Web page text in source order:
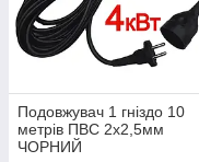
Подовжувач 1 гніздо 10
метрів ПВС 2х2,5мм
ЧОРНИЙ